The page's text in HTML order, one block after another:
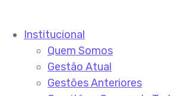
Institucional
Quem Somos
Gestão Atual
Gestões Anteriores